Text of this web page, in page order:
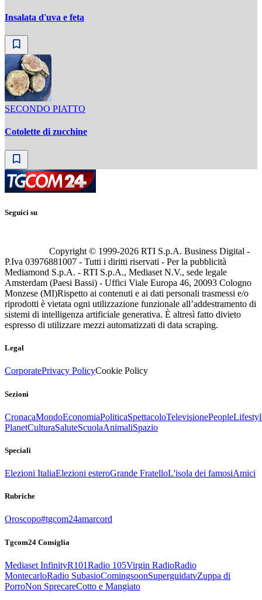
Insalata d'uva e feta
SECONDO PIATTO
Cotolette di zucchine
Seguici su
Copyright © 1999-2026 RTI S.p.A. Business Digital -
P.Iva 03976881007 - Tutti i diritti riservati - Per la pubblicità
Mediamond S.p.A. - RTI S.p.A., Mediaset N.V., sede legale
Amsterdam (Paesi Bassi) - Uffici Viale Europa 46, 20093 Cologno
Monzese (MI)Rispetto ai contenuti e ai dati personali trasmessi e/o
riprodotti è vietata ogni utilizzazione funzionale all’addestramento di
sistemi di intelligenza artificiale generativa. È altresì fatto divieto
espresso di utilizzare mezzi automatizzati di data scraping.
Legal
CorporatePrivacy PolicyCookie Policy
Sezioni
CronacaMondoEconomiaPoliticaSpettacoloTelevisionePeople
PlanetCulturaSaluteScuolaAnimaliSpazio
Speciali
Elezioni ItaliaElezioni esteroGrande FratelloL'isola dei famosiAmici
Rubriche
Oroscopo#tgcom24amarcord
Tgcom24 Consiglia
Mediaset InfinityR101Radio 105Virgin RadioRadio
MontecarloRadio SubasioComingsoonSuperguidatvZuppa di
PorroNon SprecareCotto e Mangiato